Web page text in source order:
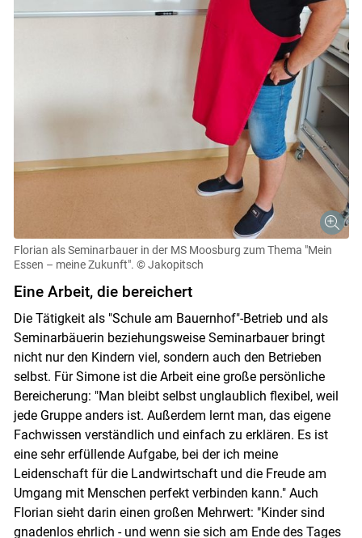
Florian als Seminarbauer in der MS Moosburg zum Thema "Mein
Essen – meine Zukunft". © Jakopitsch
Eine Arbeit, die bereichert
Die Tätigkeit als "Schule am Bauernhof"-Betrieb und als
Seminarbäuerin beziehungsweise Seminarbauer bringt
nicht nur den Kindern viel, sondern auch den Betrieben
selbst. Für Simone ist die Arbeit eine große persönliche
Bereicherung: "Man bleibt selbst unglaublich flexibel, weil
jede Gruppe anders ist. Außerdem lernt man, das eigene
Fachwissen verständlich und einfach zu erklären. Es ist
eine sehr erfüllende Aufgabe, bei der ich meine
Leidenschaft für die Landwirtschaft und die Freude am
Umgang mit Menschen perfekt verbinden kann." Auch
Florian sieht darin einen großen Mehrwert: "Kinder sind
gnadenlos ehrlich - und wenn sie sich am Ende des Tages